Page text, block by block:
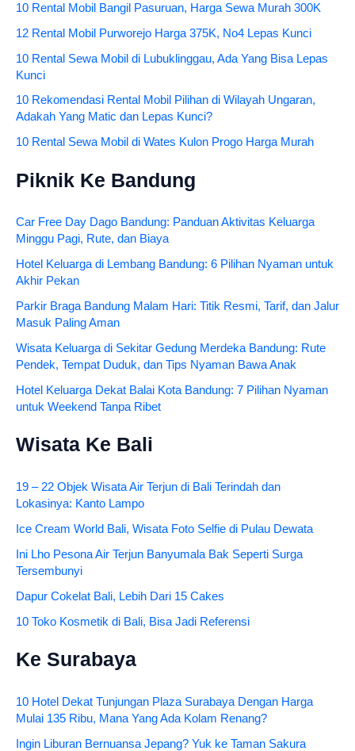
10 Rental Mobil Bangil Pasuruan, Harga Sewa Murah 300K
12 Rental Mobil Purworejo Harga 375K, No4 Lepas Kunci
10 Rental Sewa Mobil di Lubuklinggau, Ada Yang Bisa Lepas
Kunci
10 Rekomendasi Rental Mobil Pilihan di Wilayah Ungaran,
Adakah Yang Matic dan Lepas Kunci?
10 Rental Sewa Mobil di Wates Kulon Progo Harga Murah
Piknik Ke Bandung
Car Free Day Dago Bandung: Panduan Aktivitas Keluarga
Minggu Pagi, Rute, dan Biaya
Hotel Keluarga di Lembang Bandung: 6 Pilihan Nyaman untuk
Akhir Pekan
Parkir Braga Bandung Malam Hari: Titik Resmi, Tarif, dan Jalur
Masuk Paling Aman
Wisata Keluarga di Sekitar Gedung Merdeka Bandung: Rute
Pendek, Tempat Duduk, dan Tips Nyaman Bawa Anak
Hotel Keluarga Dekat Balai Kota Bandung: 7 Pilihan Nyaman
untuk Weekend Tanpa Ribet
Wisata Ke Bali
19 – 22 Objek Wisata Air Terjun di Bali Terindah dan
Lokasinya: Kanto Lampo
Ice Cream World Bali, Wisata Foto Selfie di Pulau Dewata
Ini Lho Pesona Air Terjun Banyumala Bak Seperti Surga
Tersembunyi
Dapur Cokelat Bali, Lebih Dari 15 Cakes
10 Toko Kosmetik di Bali, Bisa Jadi Referensi
Ke Surabaya
10 Hotel Dekat Tunjungan Plaza Surabaya Dengan Harga
Mulai 135 Ribu, Mana Yang Ada Kolam Renang?
Ingin Liburan Bernuansa Jepang? Yuk ke Taman Sakura